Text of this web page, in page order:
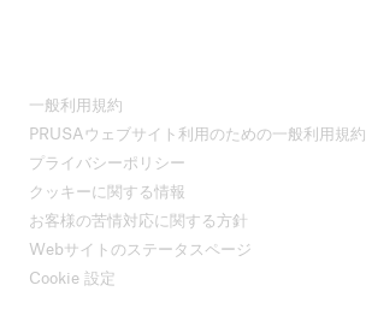
一般利用規約
PRUSAウェブサイト利用のための一般利用規約
プライバシーポリシー
クッキーに関する情報
お客様の苦情対応に関する方針
Webサイトのステータスページ
Cookie 設定